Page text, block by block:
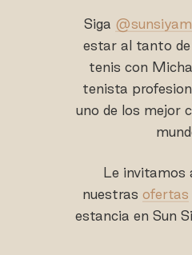
Siga
estar al tanto de
tenis con
tenista
uno de los mejor
Le invitamos
nuestrasofertas
estancia en Sun